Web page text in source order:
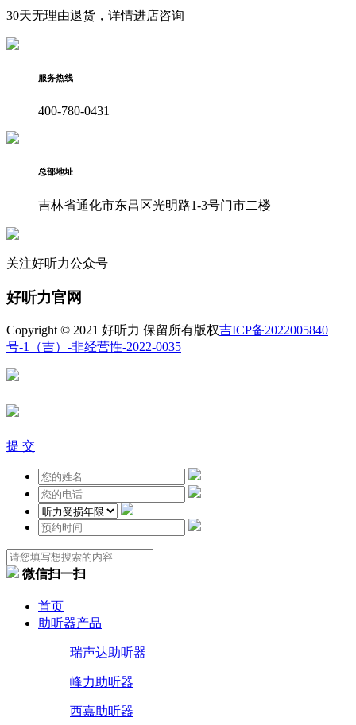
30天无理由退货，详情进店咨询
服务热线
400-780-0431
总部地址
吉林省通化市东昌区光明路1-3号门市二楼
关注好听力公众号
好听力官网
Copyright © 2021 好听力 保留所有版权吉ICP备2022005840
号-1
（吉）-非经营性-2022-0035
提 交
微信扫一扫
首页
助听器产品
瑞声达助听器
峰力助听器
西嘉助听器